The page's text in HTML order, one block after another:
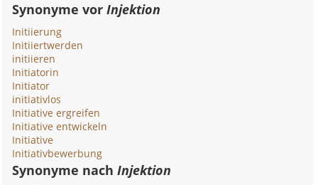
Synonyme vorInjektion
Initiierung
Initiiertwerden
initiieren
Initiatorin
Initiator
initiativlos
Initiative ergreifen
Initiative entwickeln
Initiative
Initiativbewerbung
Synonyme nachInjektion